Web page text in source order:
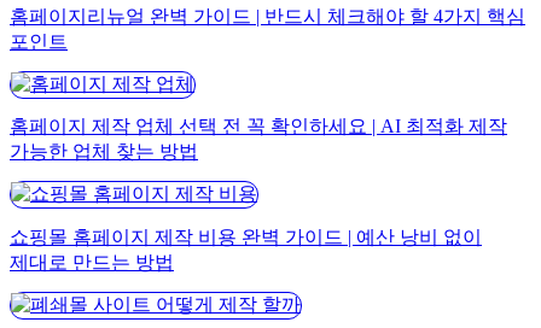
홈페이지리뉴얼 완벽 가이드 | 반드시 체크해야 할 4가지 핵심
포인트
홈페이지 제작 업체 선택 전 꼭 확인하세요 | AI 최적화 제작
가능한 업체 찾는 방법
쇼핑몰 홈페이지 제작 비용 완벽 가이드 | 예산 낭비 없이
제대로 만드는 방법